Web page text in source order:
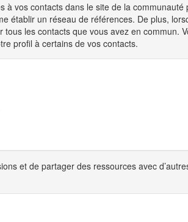
à vos contacts dans le site de la communauté
établir un réseau de références. De plus,
les contacts que vous avez en commun.
profil à certains de vos contacts.
et de partager des ressources avec